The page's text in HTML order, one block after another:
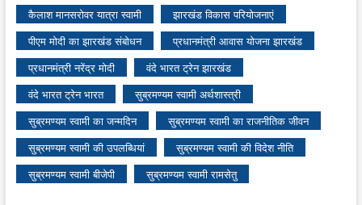
कैलाश मानसरोवर यात्रा स्वामी
झारखंड विकास परियोजनाएं
पीएम मोदी का झारखंड संबोधन
प्रधानमंत्री आवास योजना झारखंड
प्रधानमंत्री नरेंद्र मोदी
वंदे भारत ट्रेन झारखंड
वंदे भारत ट्रेन भारत
सुब्रमण्यम स्वामी अर्थशास्त्री
सुब्रमण्यम स्वामी का जन्मदिन
सुब्रमण्यम स्वामी का राजनीतिक जीवन
सुब्रमण्यम स्वामी की उपलब्धियां
सुब्रमण्यम स्वामी की विदेश नीति
सुब्रमण्यम स्वामी बीजेपी
सुब्रमण्यम स्वामी रामसेतु